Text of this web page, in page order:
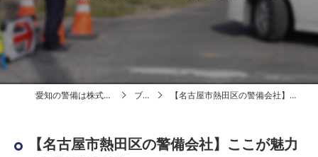
愛知の警備は株式会社アイアール ブログ 【名古屋市熱田区の警備会社】ここが魅力 !？ 待遇編🕵🏻①
【名古屋市熱田区の警備会社】ここが魅力